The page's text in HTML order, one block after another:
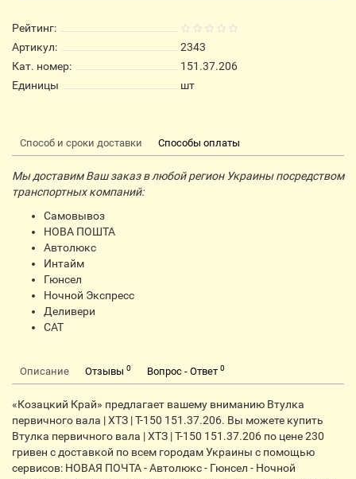
Рейтинг:
Артикул:
2343
Кат. номер:
151.37.206
Единицы
шт
Способ и сроки доставки Способы оплаты
Мы доставим Ваш заказ в любой регион Украины посредством
транспортных компаний:
Самовывоз
НОВА ПОШТА
Автолюкс
Интайм
Гюнсел
Ночной Экспресс
Деливери
CАТ
Описание Отзывы 0 Вопрос - Ответ 0
«Козацкий Край» предлагает вашему вниманию Втулка
первичного вала | ХТЗ | Т-150 151.37.206. Вы можете купить
Втулка первичного вала | ХТЗ | Т-150 151.37.206 по цене 230
гривен с доставкой по всем городам Украины с помощью
сервисов: НОВАЯ ПОЧТА - Автолюкс - Гюнсел - Ночной